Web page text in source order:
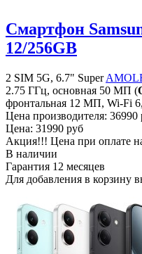
Смартфон
12/256GB
2 SIM 5G, 6.7" Super
2.75 ГГц, основная 50 МП (
фронтальная 12 МП, Wi-Fi
Цена производителя: 36990
Цена: 31990 руб
Акция!!! Цена при оплате
В наличии
Гарантия 12 месяцев
Для добавления в корзину